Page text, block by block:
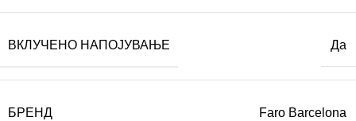
ВКЛУЧЕНО НАПОЈУВАЊЕ Да
БРЕНД Faro Barcelona